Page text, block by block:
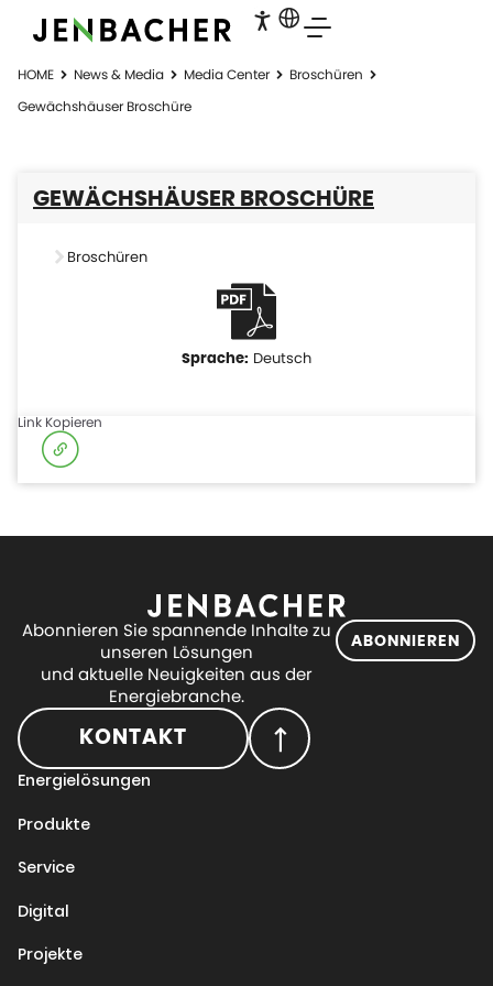
HOME News & Media Media Center
Broschüren
Gewächshäuser Broschüre
GEWÄCHSHÄUSER BROSCHÜRE
Broschüren
Deutsch
Link Kopieren
Abonnieren Sie spannende Inhalte zu
unseren Lösungen
und aktuelle Neuigkeiten aus der
Energiebranche.
ABONNIEREN
KONTAKT
Energielösungen
Produkte
Service
Digital
Projekte